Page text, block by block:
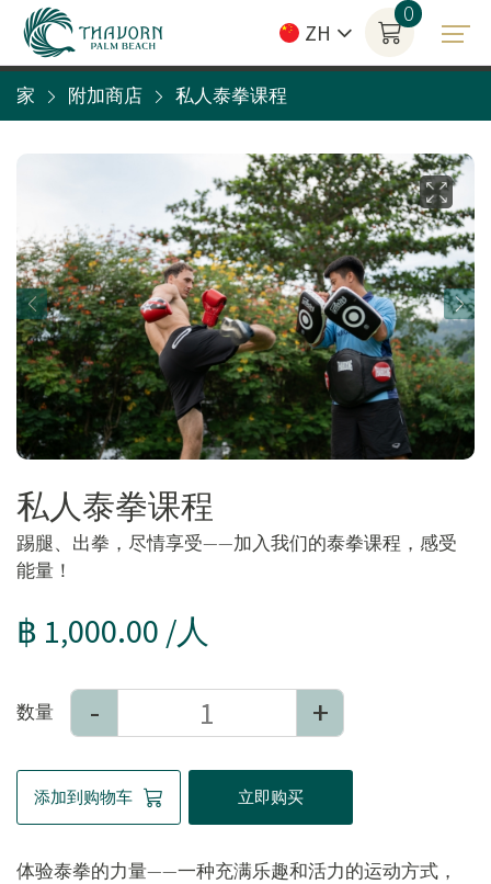
ZH
0
家 附加商店 私人泰拳课程
私人泰拳课程
踢腿、出拳，尽情享受——加入我们的泰拳课程，感受
能量！
฿ 1,000.00 /人
数量 - +
添加到购物车 立即购买
体验泰拳的力量——一种充满乐趣和活力的运动方式，